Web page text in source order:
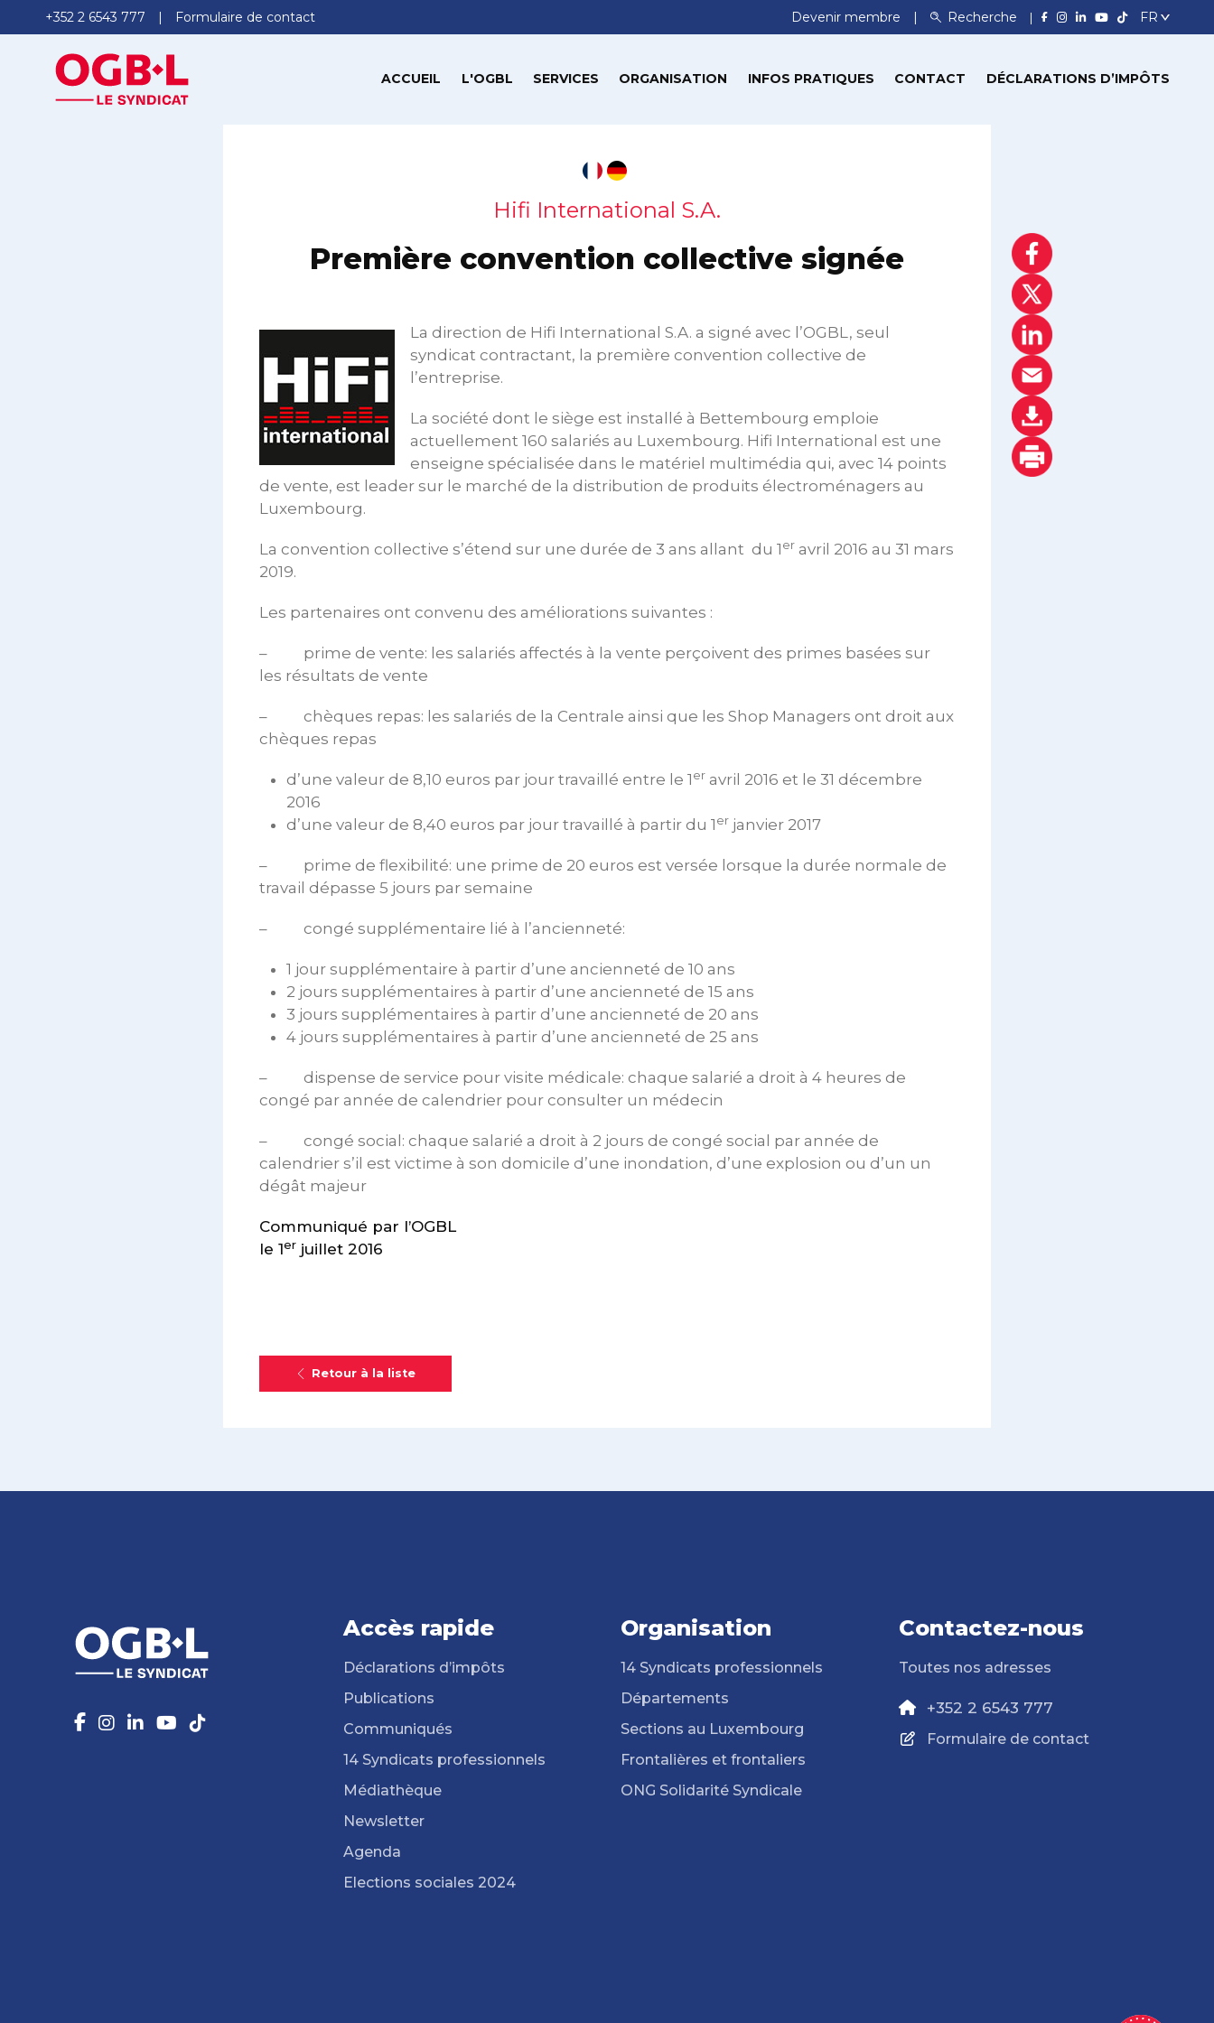
+352 2 6543 777 Formulaire de contact Devenir membre Recherche
ACCUEIL L'OGBL SERVICES ORGANISATION INFOS PRATIQUES CONTACT DÉCLARATIONS D’IMPÔTS
Hifi International S.A.
Première convention collective signée
La direction de Hifi International S.A. a signé avec l’OGBL, seul
syndicat contractant, la première convention collective de
l’entreprise.
La société dont le siège est installé à Bettembourg emploie
actuellement 160 salariés au Luxembourg. Hifi International est une
enseigne spécialisée dans le matériel multimédia qui, avec 14 points
de vente, est leader sur le marché de la distribution de produits électroménagers au
Luxembourg.
La convention collective s’étend sur une durée de 3 ans allant du 1 er avril 2016 au 31 mars
2019.
Les partenaires ont convenu des améliorations suivantes :
– prime de vente: les salariés affectés à la vente perçoivent des primes basées sur
les résultats de vente
– chèques repas: les salariés de la Centrale ainsi que les Shop Managers ont droit aux
chèques repas
d’une valeur de 8,10 euros par jour travaillé entre le 1 er avril 2016 et le 31 décembre
2016
d’une valeur de 8,40 euros par jour travaillé à partir du 1 er janvier 2017
– prime de flexibilité: une prime de 20 euros est versée lorsque la durée normale de
travail dépasse 5 jours par semaine
– congé supplémentaire lié à l’ancienneté:
1 jour supplémentaire à partir d’une ancienneté de 10 ans
2 jours supplémentaires à partir d’une ancienneté de 15 ans
3 jours supplémentaires à partir d’une ancienneté de 20 ans
4 jours supplémentaires à partir d’une ancienneté de 25 ans
– dispense de service pour visite médicale: chaque salarié a droit à 4 heures de
congé par année de calendrier pour consulter un médecin
– congé social: chaque salarié a droit à 2 jours de congé social par année de
calendrier s’il est victime à son domicile d’une inondation, d’une explosion ou d’un un
dégât majeur
Communiqué par l’OGBL
le 1er juillet 2016
Retour à la liste
Accès rapide
Déclarations d’impôts
Publications
Communiqués
14 Syndicats professionnels
Médiathèque
Newsletter
Agenda
Elections sociales 2024
Organisation
14 Syndicats professionnels
Départements
Sections au Luxembourg
Frontalières et frontaliers
ONG Solidarité Syndicale
Contactez-nous
Toutes nos adresses
+352 2 6543 777
Formulaire de contact